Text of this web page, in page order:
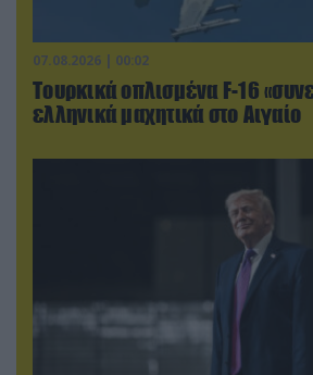
07.08.2026 | 00:02
Τουρκικά οπλισμένα F-16
ελληνικά μαχητικά στο Αιγαίο